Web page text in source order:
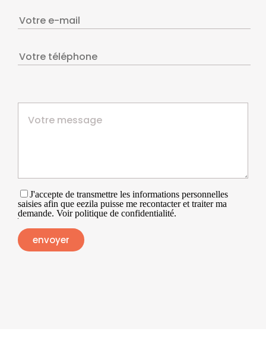
J'accepte de transmettre les informations personnelles
saisies afin que eezila puisse me recontacter et traiter ma
demande. Voir politique de confidentialité.